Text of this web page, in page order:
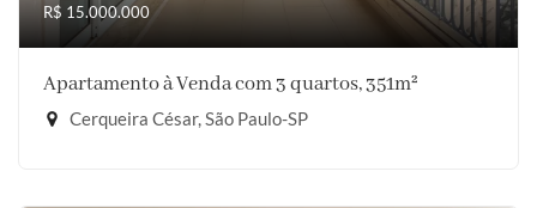
R$ 15.000.000
Apartamento à Venda com 3 quartos, 351m²
Cerqueira César, São Paulo-SP